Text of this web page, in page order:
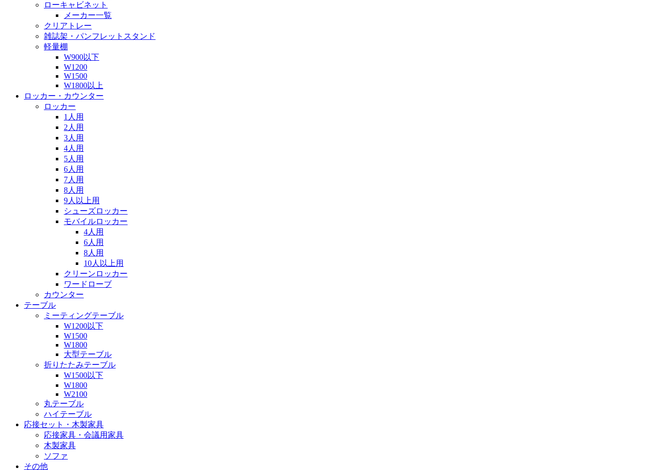
ローキャビネット
メーカー一覧
クリアトレー
雑誌架・パンフレットスタンド
軽量棚
W900以下
W1200
W1500
W1800以上
ロッカー・カウンター
ロッカー
1人用
2人用
3人用
4人用
5人用
6人用
7人用
8人用
9人以上用
シューズロッカー
モバイルロッカー
4人用
6人用
8人用
10人以上用
クリーンロッカー
ワードローブ
カウンター
テーブル
ミーティングテーブル
W1200以下
W1500
W1800
大型テーブル
折りたたみテーブル
W1500以下
W1800
W2100
丸テーブル
ハイテーブル
応接セット・木製家具
応接家具・会議用家具
木製家具
ソファ
その他